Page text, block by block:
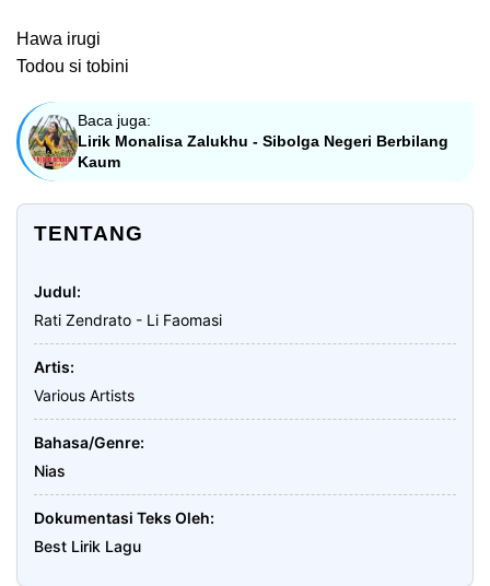
Hawa irugi
Todou si tobini
Baca juga:
Lirik Monalisa Zalukhu - Sibolga Negeri Berbilang
Kaum
TENTANG
Judul
Rati Zendrato - Li Faomasi
Artis
Various Artists
Bahasa/Genre
Nias
Dokumentasi Teks Oleh
Best Lirik Lagu